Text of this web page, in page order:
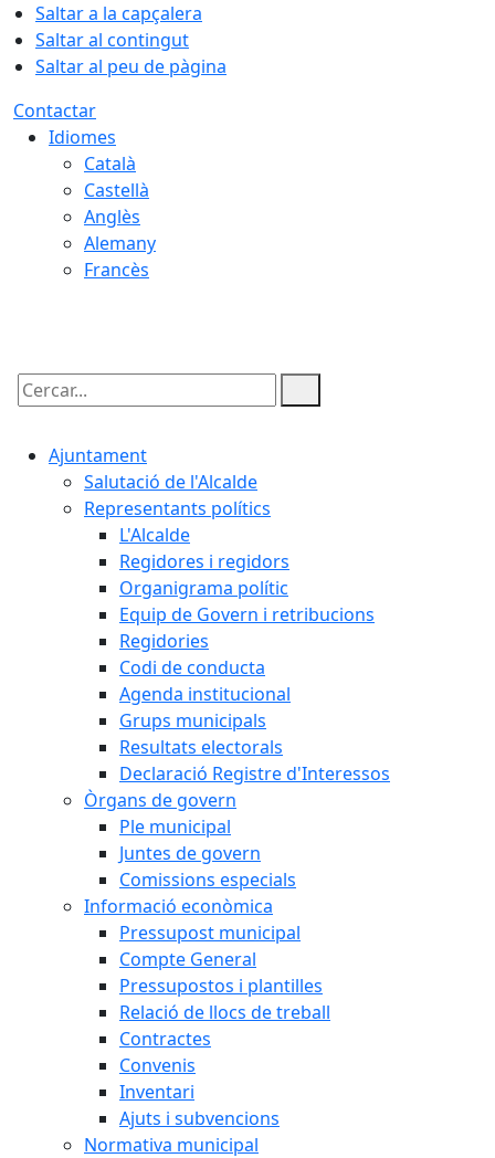
Saltar a la capçalera
Saltar al contingut
Saltar al peu de pàgina
Contactar
Idiomes
Català
Castellà
Anglès
Alemany
Francès
Cercar:
Ajuntament
Salutació de l'Alcalde
Representants polítics
L'Alcalde
Regidores i regidors
Organigrama polític
Equip de Govern i retribucions
Regidories
Codi de conducta
Agenda institucional
Grups municipals
Resultats electorals
Declaració Registre d'Interessos
Òrgans de govern
Ple municipal
Juntes de govern
Comissions especials
Informació econòmica
Pressupost municipal
Compte General
Pressupostos i plantilles
Relació de llocs de treball
Contractes
Convenis
Inventari
Ajuts i subvencions
Normativa municipal